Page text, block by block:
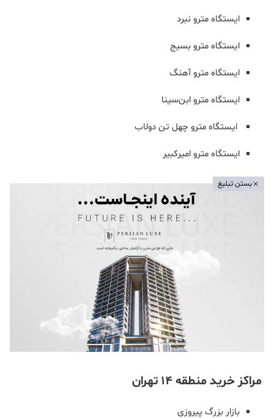
ایستگاه مترو نبرد
ایستگاه مترو بسیج
ایستگاه مترو آهنگ
ایستگاه مترو ابن‌سینا
ایستگاه مترو چهل تن دولاب
ایستگاه مترو امیرکبیر
بستن تبلیغ
مراکز خرید منطقه 14 تهران
بازار بزرگ پیروزی